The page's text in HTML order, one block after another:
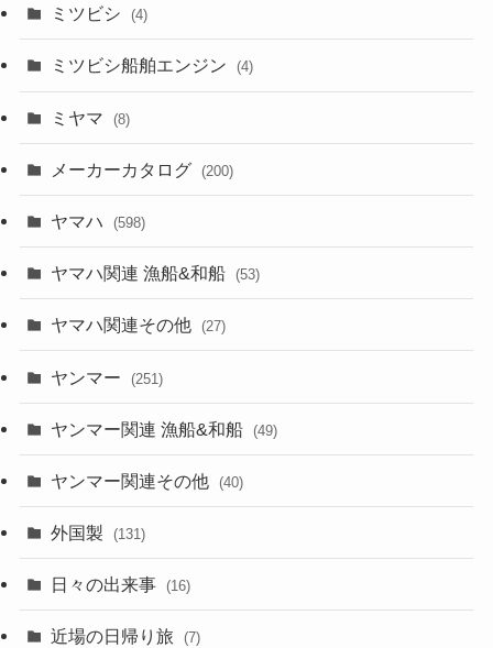
ミツビシ (4)
ミツビシ船舶エンジン (4)
ミヤマ (8)
メーカーカタログ (200)
ヤマハ (598)
ヤマハ関連 漁船&和船 (53)
ヤマハ関連その他 (27)
ヤンマー (251)
ヤンマー関連 漁船&和船 (49)
ヤンマー関連その他 (40)
外国製 (131)
日々の出来事 (16)
近場の日帰り旅 (7)